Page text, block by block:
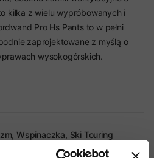
kilka z wielu wypróbowanych i
Pro Hs Pants to w pełni
zaprojektowane z myślą o
wysokogórskich.
Wspinaczka, Ski Touring